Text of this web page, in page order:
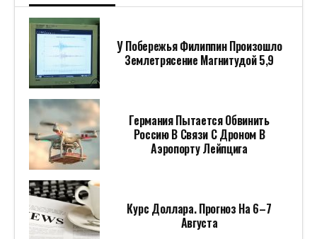
У Побережья Филиппин Произошло
Землетрясение Магнитудой 5,9
Германия Пытается Обвинить
Россию В Связи С Дроном В
Аэропорту Лейпцига
Курс Доллара. Прогноз На 6–7
Августа